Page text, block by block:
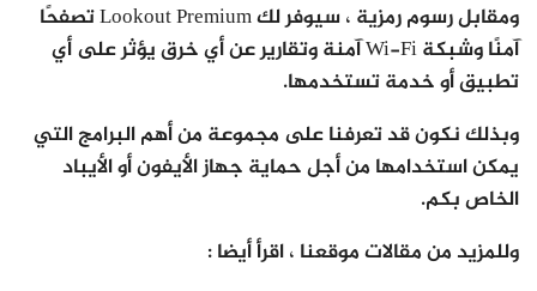
ومقابل رسوم رمزية ، سيوفر لك Lookout Premium تصفحًا
آمنًا وشبكة Wi-Fi آمنة وتقارير عن أي خرق يؤثر على أي
تطبيق أو خدمة تستخدمها.
وبذلك نكون قد تعرفنا على مجموعة من أهم البرامج التي
يمكن استخدامها من أجل حماية جهاز الأيفون أو الأيباد
الخاص بكم.
وللمزيد من مقالات موقعنا ، اقرأ أيضا :